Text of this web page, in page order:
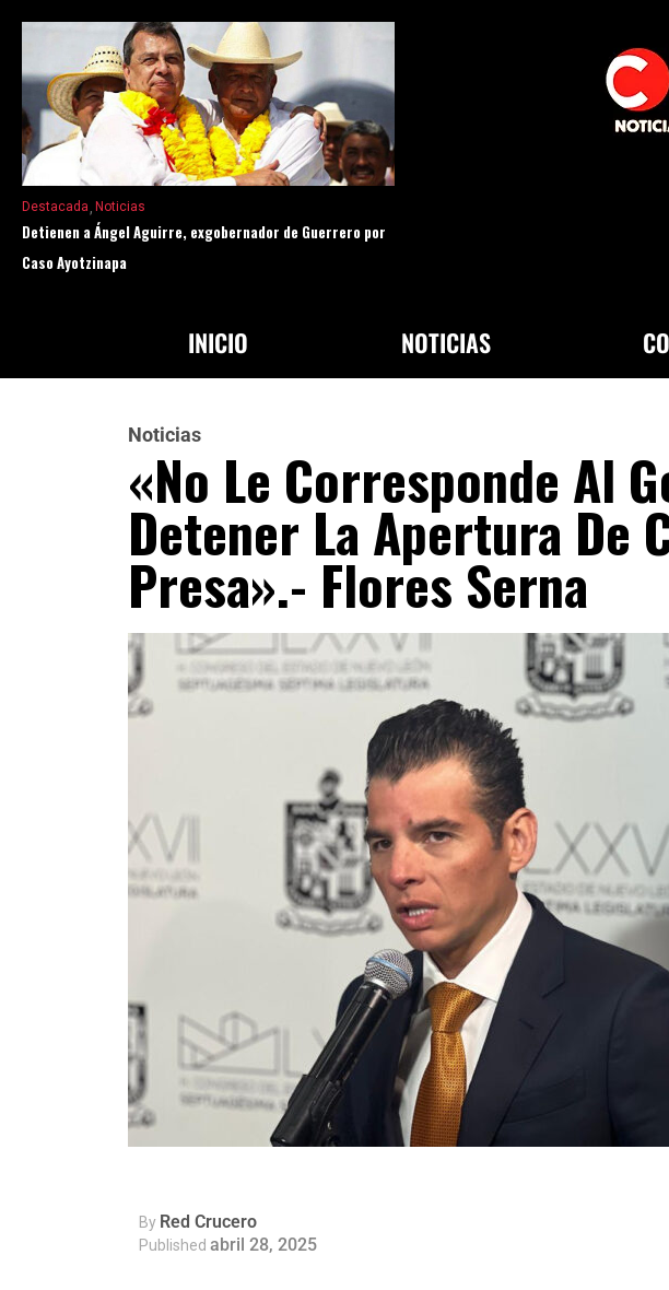
Destacada Noticias
Detienen a Ángel Aguirre, exgobernador de Guerrero por
Caso Ayotzinapa
INICIO NOTICIAS
Noticias
«No Le Corresponde Al
Detener La Apertura De
Presa».- Flores Serna
By Red Crucero
Published abril 28, 2025